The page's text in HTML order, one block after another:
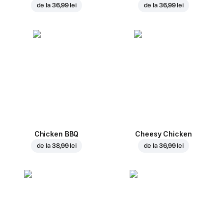
de la 36,99 lei de la 36,99 lei
Chicken BBQ
de la 38,99 lei
Cheesy Chicken
de la 36,99 lei